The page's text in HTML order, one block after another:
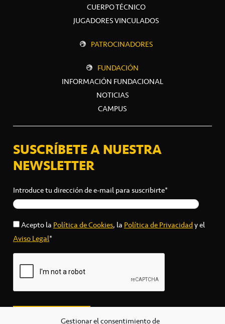
Gestionar el consentimiento de
CUERPO TÉCNICO
JUGADORES VINCULADOS
PATROCINADORES
FUNDACIÓN
INFORMACIÓN FUNDACIONAL
NOTICIAS
CAMPUS
SUSCRÍBETE A NUESTRA
NEWSLETTER
Introduce tu dirección de e-mail para suscribirte*
Acepto laPolítica de Cookies, laPolítica de Privacidady el
Aviso Legal*